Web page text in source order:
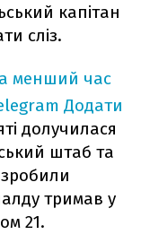
капітан
сліз.
менший час
Додати
долучилася
штаб та
зробили
тримав у
21.